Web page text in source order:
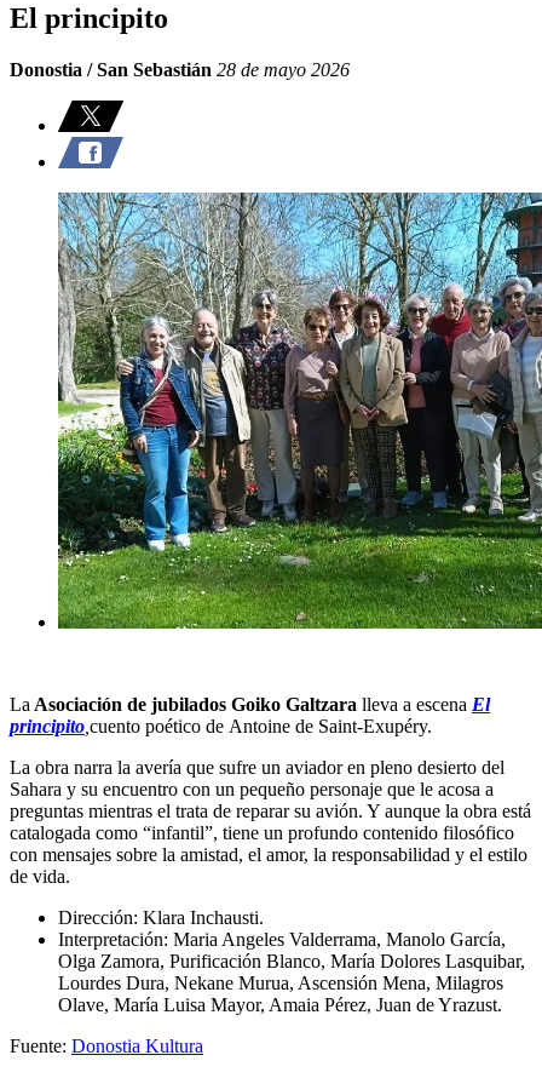
El principito
Donostia / San Sebastián 28 de mayo 2026
La Asociación de jubilados Goiko Galtzara lleva a escena El
principito cuento poético de Antoine de Saint-Exupéry.
La obra narra la avería que sufre un aviador en pleno desierto del
Sahara y su encuentro con un pequeño personaje que le acosa a
preguntas mientras el trata de reparar su avión. Y aunque la obra está
catalogada como “infantil”, tiene un profundo contenido filosófico
con mensajes sobre la amistad, el amor, la responsabilidad y el estilo
de vida.
Dirección: Klara Inchausti.
Interpretación: Maria Angeles Valderrama, Manolo García,
Olga Zamora, Purificación Blanco, María Dolores Lasquibar,
Lourdes Dura, Nekane Murua, Ascensión Mena, Milagros
Olave, María Luisa Mayor, Amaia Pérez, Juan de Yrazust.
Fuente: Donostia Kultura